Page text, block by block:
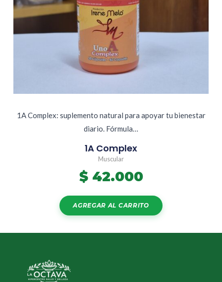
1A Complex: suplemento natural para apoyar tu bienestar
diario. Fórmula…
1A Complex
Muscular
$42.000
AGREGAR AL CARRITO